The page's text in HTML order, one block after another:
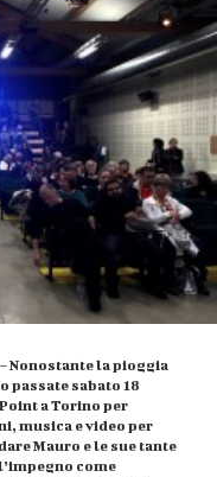
Nonostante la pioggia
passate sabato 18
a Torino per
musica e video per
Mauro e le sue tante
come